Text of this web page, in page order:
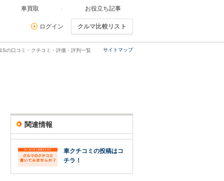
車買取 お役立ち記事
ログイン クルマ比較リスト
サイトマップ
の口コミ・クチコミ・評価・評判一覧
関連情報
車クチコミの投稿はコ
チラ！